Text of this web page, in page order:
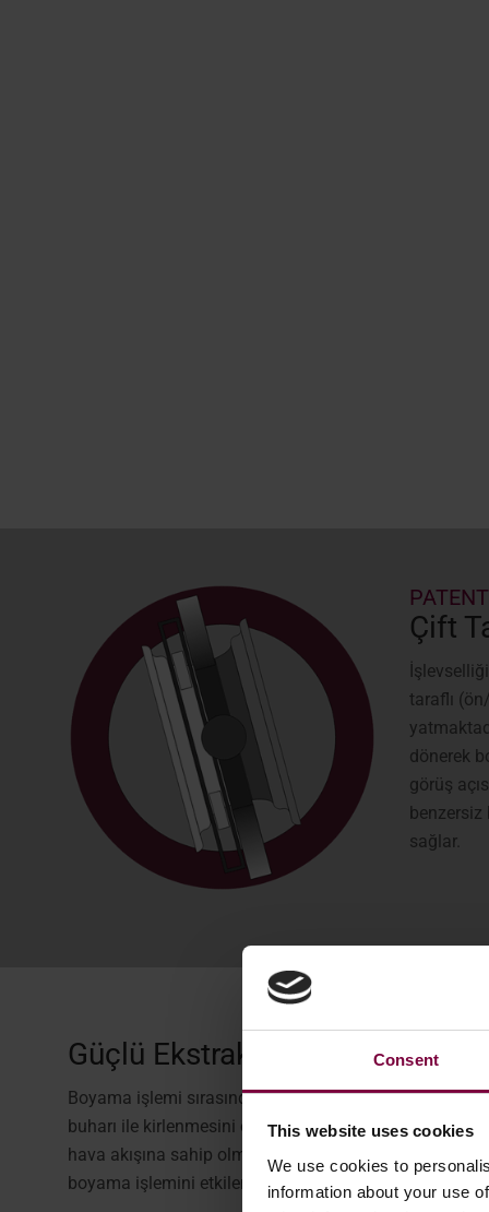
Consent
This website uses cookies
We use cookies to
information about your use
Çift
taraflı
dönerek
görüş
sağlar.
Güçlü Ekstraksiyon
Boyama işlemi sırasında, aşırı püskürtmeyi önlemek
buharı ile kirlenmesini önlemek için Tekerlek Boyası
hava akışına sahip olmak son derece önemlidir. Giriş
boyama işlemini etkilemeyeceğinden emin olmak için